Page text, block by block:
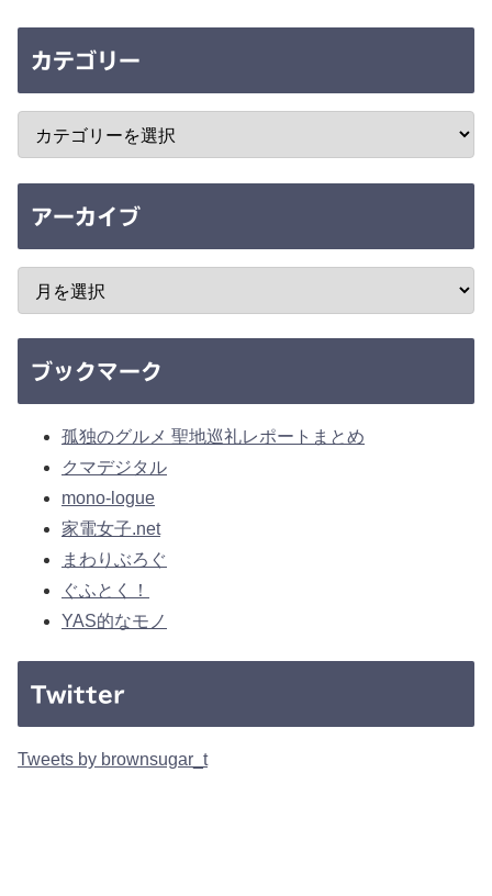
カテゴリー
アーカイブ
ブックマーク
孤独のグルメ 聖地巡礼レポートまとめ
クマデジタル
mono-logue
家電女子.net
まわりぶろぐ
ぐふとく！
YAS的なモノ
Twitter
Tweets by brownsugar_t